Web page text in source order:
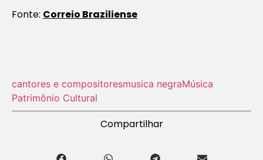
Fonte: Correio Braziliense
cantores e compositoresmusica negraMúsica
Patrimônio Cultural
Compartilhar